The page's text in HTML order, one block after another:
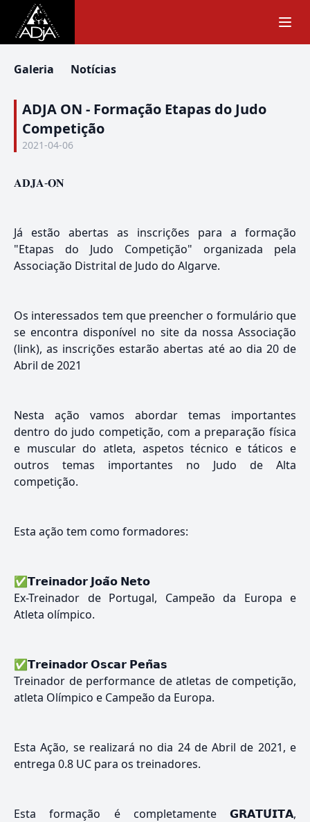
Galeria Notícias
ADJA ON - Formação Etapas do Judo
Competição
2021-04-06
𝐀𝐃𝐉𝐀-𝐎𝐍
Já estão abertas as inscrições para a formação
"Etapas do Judo Competição" organizada pela
Associação Distrital de Judo do Algarve.
Os interessados tem que preencher o formulário que
se encontra disponível no site da nossa Associação
(link), as inscrições estarão abertas até ao dia 20 de
Abril de 2021
Nesta ação vamos abordar temas importantes
dentro do judo competição, com a preparação física
e muscular do atleta, aspetos técnico e táticos e
outros temas importantes no Judo de Alta
competição.
Esta ação tem como formadores:
✅𝗧𝗿𝗲𝗶𝗻𝗮𝗱𝗼𝗿 𝗝𝗼𝗮̃𝗼 𝗡𝗲𝘁𝗼
Ex-Treinador de Portugal, Campeão da Europa e
Atleta olímpico.
✅𝗧𝗿𝗲𝗶𝗻𝗮𝗱𝗼𝗿 𝗢𝘀𝗰𝗮𝗿 𝗣𝗲𝗻̃𝗮𝘀
Treinador de performance de atletas de competição,
atleta Olímpico e Campeão da Europa.
Esta Ação, se realizará no dia 24 de Abril de 2021, e
entrega 0.8 UC para os treinadores.
Esta formação é completamente 𝗚𝗥𝗔𝗧𝗨́𝗜𝗧𝗔,